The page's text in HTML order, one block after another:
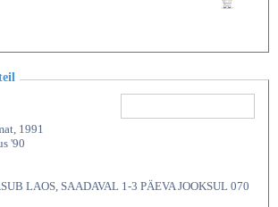
1991
'90
LAOS, SAADAVAL 1-3 PÄEVA JOOKSUL 070